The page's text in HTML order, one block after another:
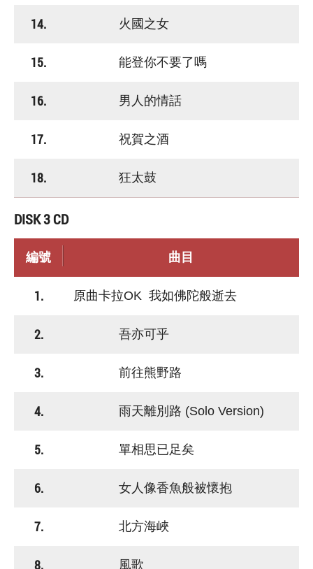
14. 火國之女
15. 能登你不要了嗎
16. 男人的情話
17. 祝賀之酒
18. 狂太鼓
DISK 3 CD
編號 曲目
1. 原曲卡拉OK 我如佛陀般逝去
2. 吾亦可乎
3. 前往熊野路
4. 雨天離別路 (Solo Version)
5. 單相思已足矣
6. 女人像香魚般被懷抱
7. 北方海峽
8. 風歌